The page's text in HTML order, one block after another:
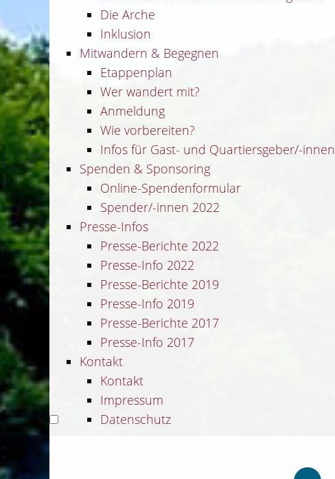
Die Arche
Inklusion
Mitwandern & Begegnen
Etappenplan
Wer wandert mit?
Anmeldung
Wie vorbereiten?
Infos für Gast- und Quartiersgeber/-innen
Spenden & Sponsoring
Online-Spendenformular
Spender/-innen 2022
Presse-Infos
Presse-Berichte 2022
Presse-Info 2022
Presse-Berichte 2019
Presse-Info 2019
Presse-Berichte 2017
Presse-Info 2017
Kontakt
Kontakt
Impressum
Datenschutz